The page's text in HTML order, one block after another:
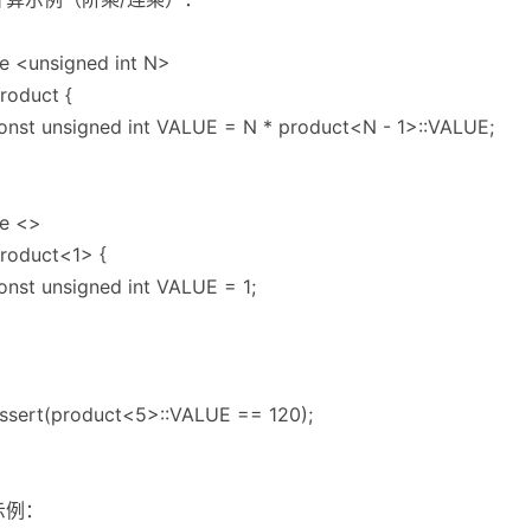
<unsigned int N>
{
unsigned int VALUE = N * product<N - 1>::VALUE;
<>
{
unsigned int VALUE = 1;
== 120);
：